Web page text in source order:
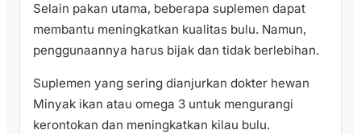
Selain pakan utama, beberapa suplemen dapat
membantu meningkatkan kualitas bulu. Namun,
penggunaannya harus bijak dan tidak berlebihan.
Suplemen yang sering dianjurkan dokter hewan
Minyak ikan atau omega 3 untuk mengurangi
kerontokan dan meningkatkan kilau bulu.